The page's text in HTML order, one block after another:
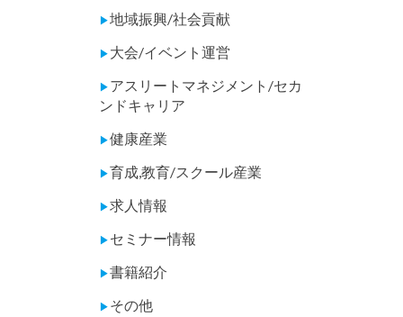
▶地域振興/社会貢献
▶ 大会/イベント運営
▶ アスリートマネジメント/セカ
ンドキャリア
▶健康産業
▶育成,教育/スクール産業
▶求人情報
▶ セミナー情報
▶書籍紹介
▶ その他